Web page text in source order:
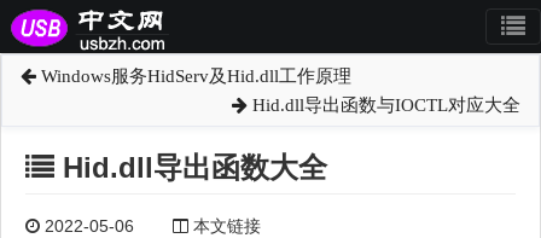
Windows服务HidServ及Hid.dll工作原理
Hid.dll导出函数与IOCTL对应大全
Hid.dll导出函数大全
2022-05-06
本文链接